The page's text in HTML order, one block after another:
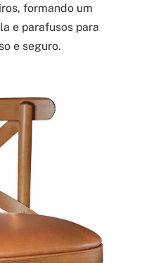
formando um
e parafusos para
e seguro.